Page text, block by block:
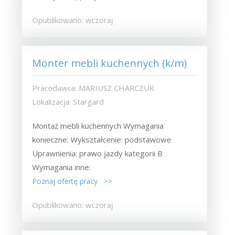
Opublikowano: wczoraj
Monter mebli kuchennych (k/m)
Pracodawca: MARIUSZ CHARCZUK
Lokalizacja: Stargard
Montaż mebli kuchennych Wymagania
konieczne: Wykształcenie: podstawowe
Uprawnienia: prawo jazdy kategorii B
Wymagania inne:
Poznaj ofertę pracy >>
Opublikowano: wczoraj